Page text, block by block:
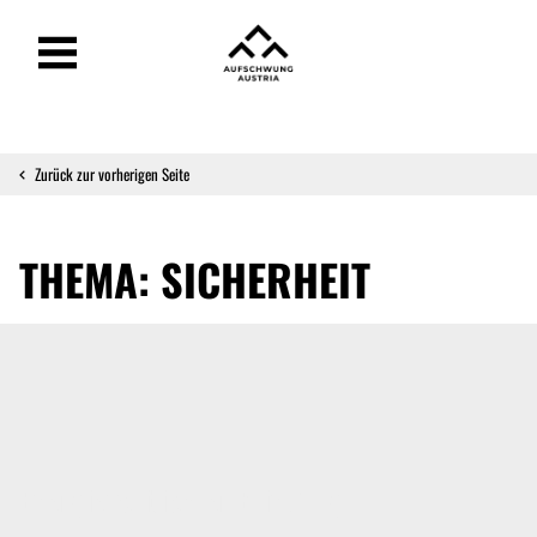
Zurück zur vorherigen Seite
THEMA: SICHERHEIT